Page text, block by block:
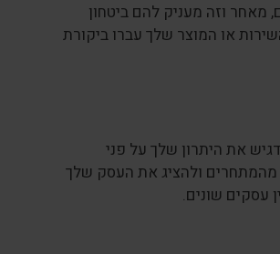
מאחר וזה מעניק להם ביטחון
או המוצר שלך עברו ביקורת
את היתרון שלך על פני
מהמתחרים ולהציג את העסק שלך
עסקים שונים.